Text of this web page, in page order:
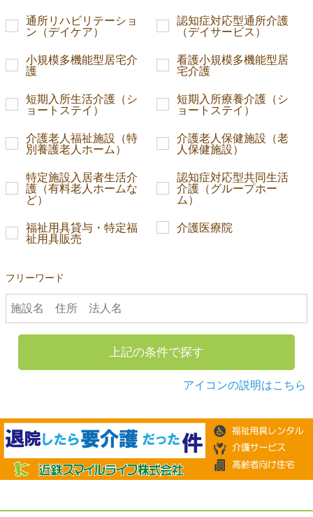
通所リハビリテーショ
ン（デイケア）
認知症対応型通所介護
（デイサービス）
小規模多機能型居宅介
護
看護小規模多機能型居
宅介護
短期入所生活介護（シ
ョートステイ）
短期入所療養介護（シ
ョートステイ）
介護老人福祉施設（特
別養護老人ホーム）
介護老人保健施設（老
人保健施設）
特定施設入居者生活介
護（有料老人ホームな
ど）
認知症対応型共同生活
介護（グループホー
ム）
福祉用具貸与・特定福
祉用具販売
介護医療院
フリーワード
上記の条件で探す
アイコンの説明はこちら